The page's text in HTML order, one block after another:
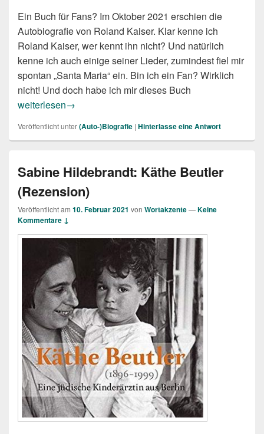
Ein Buch für Fans? Im Oktober 2021 erschien die
Autobiografie von Roland Kaiser. Klar kenne ich
Roland Kaiser, wer kennt ihn nicht? Und natürlich
kenne ich auch einige seiner Lieder, zumindest fiel mir
spontan „Santa Maria“ ein. Bin ich ein Fan? Wirklich
nicht! Und doch habe ich mir dieses Buch
Roland Kaiser, Sabine Eichhorst: Sonnenseite. Eine
weiterlesen→
Veröffentlicht unter(Auto-)Biografie | Hinterlasse eine Antwort
Sabine Hildebrandt: Käthe Beutler
(Rezension)
Veröffentlicht am 10. Februar 2021 von Wortakzente—Keine
Kommentare ↓